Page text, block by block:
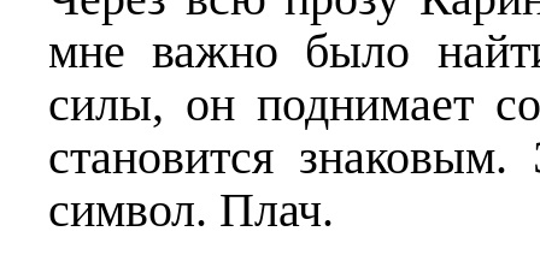
мне важно было
силы, он поднимает
становится
символ. Плач.